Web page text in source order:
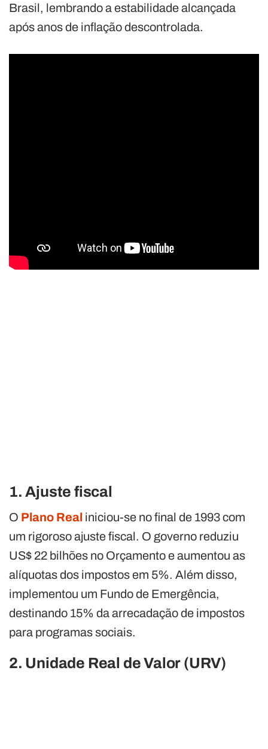
Brasil, lembrando a estabilidade alcançada
após anos de inflação descontrolada.
1. Ajuste fiscal
O Plano Real iniciou-se no final de 1993 com
um rigoroso ajuste fiscal. O governo reduziu
US$ 22 bilhões no Orçamento e aumentou as
alíquotas dos impostos em 5%. Além disso,
implementou um Fundo de Emergência,
destinando 15% da arrecadação de impostos
para programas sociais.
2. Unidade Real de Valor (URV)